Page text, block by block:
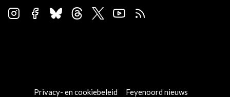
Privacy- en cookiebeleid
Feyenoord nieuws